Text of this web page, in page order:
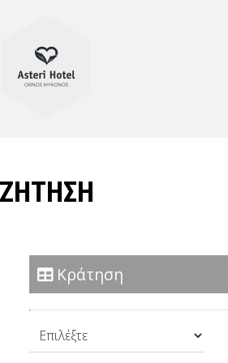
ΖΉΤΗΣΗ
Κράτηση